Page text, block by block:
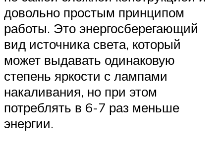
довольно простым принципом
работы. Это энергосберегающий
вид источника света, который
может выдавать одинаковую
степень яркости с лампами
накаливания, но при этом
потреблять в 6-7 раз меньше
энергии.